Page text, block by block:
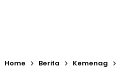
Home Berita Kemenag